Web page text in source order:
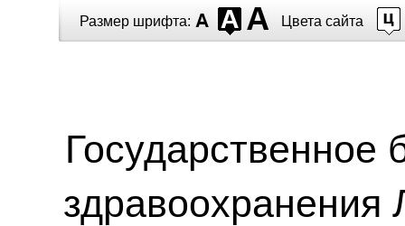
здравоохранения
Размер шрифта: Цвета сайта